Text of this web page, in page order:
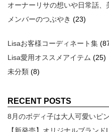
オーナーリサの想いや日常話、
メンバーのつぶやき (23)
Lisaお客様コーディネート集
Lisa愛用オススメアイテム (25)
未分類 (8)
RECENT POSTS
8月のボディ子は大人可愛いピ